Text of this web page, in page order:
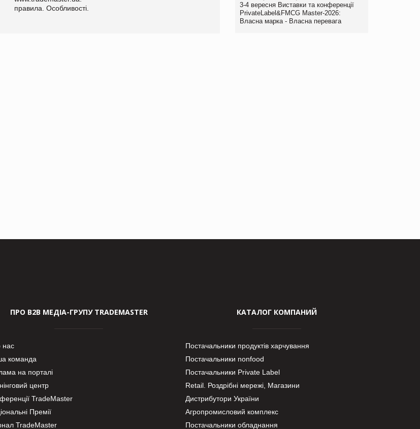
правила. Особливості.
правила. Особливості.
3-4 вересня Виставки та конференції
PrivateLabel&FMCG Master-2026:
Власна марка - Власна перевага
ПРО В2В МЕДІА-ГРУПУ TRADEMASTER
нас
команда
на порталі
центр
TradeMaster
Премії
TradeMaster
КАТАЛОГ КОМПАНИЙ
Постачальники продуктів харчування
Постачальники nonfood
Постачальники Private Label
Retail. Роздрібні мережі, Магазини
Дистрибутори України
Агропромисловий комплекс
Постачальники обладнання